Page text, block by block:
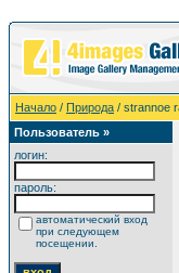
Начало / Природа / strannoe
Пользователь »
логин:
пароль:
автоматический вход
при следующем
посещении.